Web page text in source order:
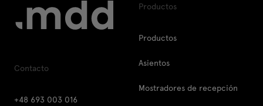
Contacto
+48 693 003 016
Productos
Productos
Asientos
Mostradores de recepción